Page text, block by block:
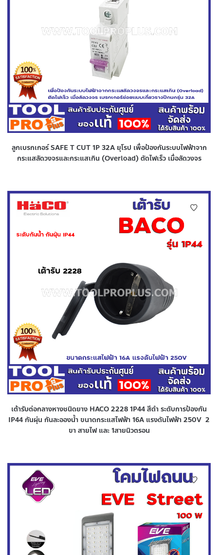
ลูกเบรกเกอร์ SAFE T CUT 1P 32A ยุโรป เพื่อป้องกันระบบไฟฟ้าจาก
กระแสลัดวงจรและกระแสเกิน (Overload) ตัดไฟเร็ว เมื่อลัดวงจร
เต้ารับต่อกลางหางชนิดยาง HACO 2228 1P44 สีดำ ระดับการป้องกัน
IP44 กันผุ่น กันละอองน้ำ ขนาดกระแสไฟฟ้า 16A แรงดันไฟฟ้า 250V 2
ขา สายไฟ และ 1สายนิวตรอน